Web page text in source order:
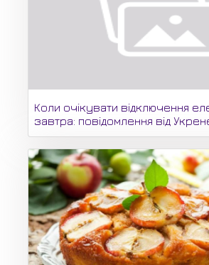
Коли очікувати відключення
завтра: повідомлення від